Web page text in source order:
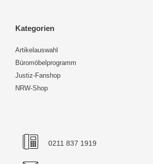
Kategorien
Artikelauswahl
Büromöbelprogramm
Justiz-Fanshop
NRW-Shop
0211 837 1919